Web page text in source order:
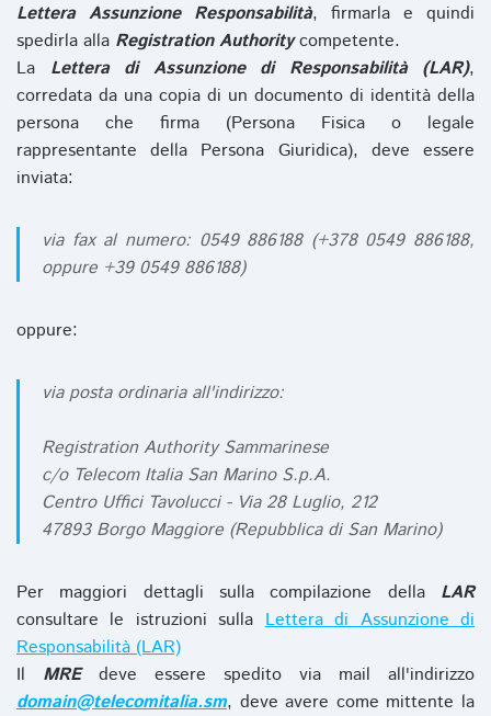
Lettera Assunzione Responsabilità, firmarla e quindi
spedirla alla Registration Authoritycompetente.
La Lettera di Assunzione di Responsabilità (LAR),
corredata da una copia di un documento di identità della
persona che firma (Persona Fisica o legale
rappresentante della Persona Giuridica), deve essere
inviata:
via fax al numero: 0549 886188 (+378 0549 886188,
oppure +39 0549 886188)
oppure:
via posta ordinaria all'indirizzo:
Registration Authority Sammarinese
c/o Telecom Italia San Marino S.p.A.
Centro Uffici Tavolucci - Via 28 Luglio, 212
47893 Borgo Maggiore (Repubblica di San Marino)
Per maggiori dettagli sulla compilazione della LAR
consultare le istruzioni sullaLettera di Assunzione di
Responsabilità (LAR)
Il MREdeve essere spedito via mail all'indirizzo
domain@telecomitalia.sm, deve avere come mittente la